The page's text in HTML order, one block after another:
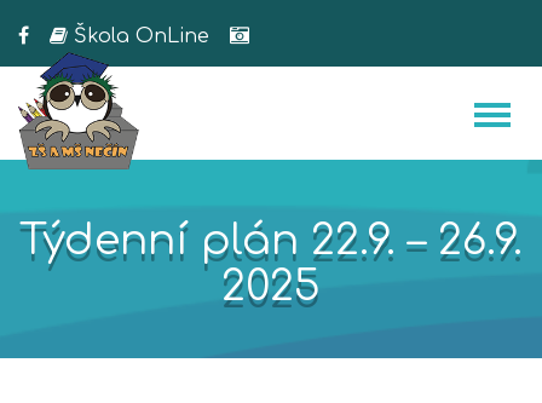
Škola OnLine
Týdenní plán 22.9. – 26.9.
2025